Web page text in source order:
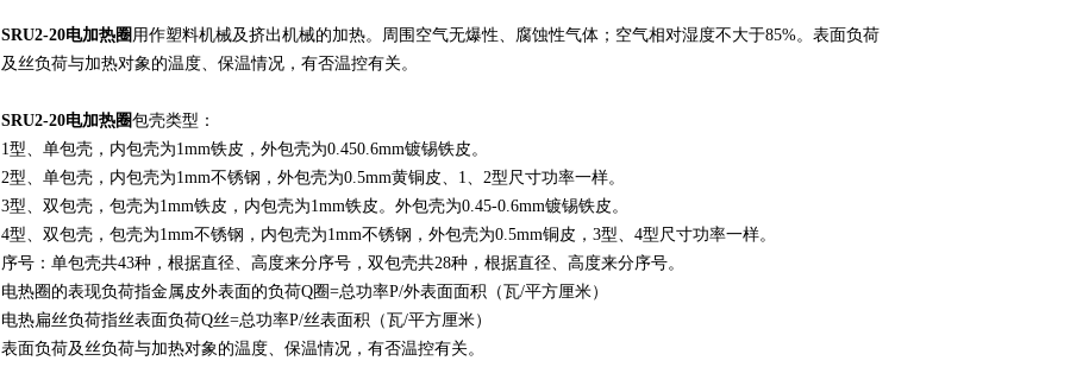
SRU2-20电加热圈 用作塑料机械及挤出机械的加热。周围空气无爆性、腐蚀性气体；空气相对湿度不大于85%。表面负荷
及丝负荷与加热对象的温度、保温情况，有否温控有关。
SRU2-20电加热圈包壳类型：
1型、单包壳，内包壳为1mm铁皮，外包壳为0.450.6mm镀锡铁皮。
2型、单包壳，内包壳为1mm不锈钢，外包壳为0.5mm黄铜皮、1、2型尺寸功率一样。
3型、双包壳，包壳为1mm铁皮，内包壳为1mm铁皮。外包壳为0.45-0.6mm镀锡铁皮。
4型、双包壳，包壳为1mm不锈钢，内包壳为1mm不锈钢，外包壳为0.5mm铜皮，3型、4型尺寸功率一样。
序号：单包壳共43种，根据直径、高度来分序号，双包壳共28种，根据直径、高度来分序号。
电热圈的表现负荷指金属皮外表面的负荷Q圈=总功率P/外表面面积（瓦/平方厘米）
电热扁丝负荷指丝表面负荷Q丝=总功率P/丝表面积（瓦/平方厘米）
表面负荷及丝负荷与加热对象的温度、保温情况，有否温控有关。